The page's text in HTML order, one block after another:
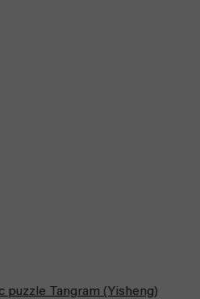
puzzle Tangram (Yisheng)